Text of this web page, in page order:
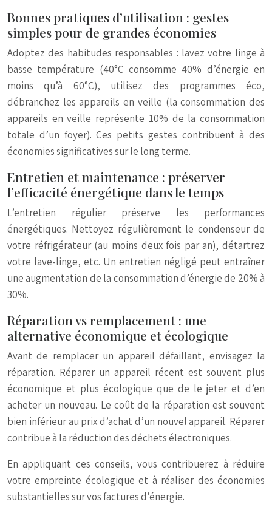
Bonnes pratiques d’utilisation : gestes
simples pour de grandes économies
Adoptez des habitudes responsables : lavez votre linge à
basse température (40°C consomme 40% d’énergie en
moins qu’à 60°C), utilisez des programmes éco,
débranchez les appareils en veille (la consommation des
appareils en veille représente 10% de la consommation
totale d’un foyer). Ces petits gestes contribuent à des
économies significatives sur le long terme.
Entretien et maintenance : préserver
l’efficacité énergétique dans le temps
L’entretien régulier préserve les performances
énergétiques. Nettoyez régulièrement le condenseur de
votre réfrigérateur (au moins deux fois par an), détartrez
votre lave-linge, etc. Un entretien négligé peut entraîner
une augmentation de la consommation d’énergie de 20% à
30%.
Réparation vs remplacement : une
alternative économique et écologique
Avant de remplacer un appareil défaillant, envisagez la
réparation. Réparer un appareil récent est souvent plus
économique et plus écologique que de le jeter et d’en
acheter un nouveau. Le coût de la réparation est souvent
bien inférieur au prix d’achat d’un nouvel appareil. Réparer
contribue à la réduction des déchets électroniques.
En appliquant ces conseils, vous contribuerez à réduire
votre empreinte écologique et à réaliser des économies
substantielles sur vos factures d’énergie.